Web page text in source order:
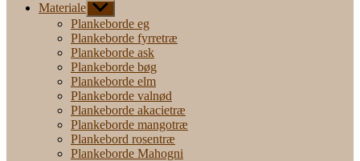
Materiale Vis
undermenu
Plankeborde eg
Plankeborde fyrretræ
Plankeborde ask
Plankeborde bøg
Plankeborde elm
Plankeborde valnød
Plankeborde akacietræ
Plankeborde mangotræ
Plankebord rosentræ
Plankeborde Mahogni